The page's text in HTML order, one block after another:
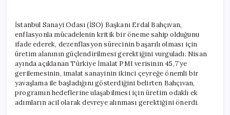
Adımların
Alınması
Şart
için
İstanbul Sanayi Odası (İSO) Başkanı Erdal Bahçıvan,
enflasyonla mücadelenin kritik bir öneme sahip olduğunu
ifade ederek, dezenflasyon sürecinin başarılı olması için
üretim alanının güçlendirilmesi gerektiğini vurguladı. Nisan
ayında açıklanan Türkiye İmalat PMI verisinin 45,7’ye
gerilemesinin, imalat sanayinin ikinci çeyreğe önemli bir
yavaşlama ile başladığını gösterdiğini belirten Bahçıvan,
programın hedeflerine ulaşabilmesi için üretim odaklı ek
adımların acil olarak devreye alınması gerektiğini önerdi.